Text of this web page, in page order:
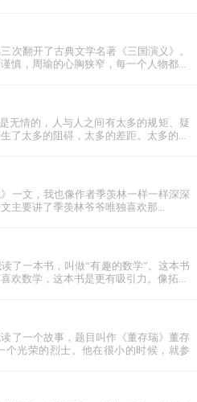
次翻开了古典文学名著《三国演义》。
慎，周瑜的心胸狭窄，每一个人物都...
无情的，人与人之间有太多的规矩、疑
了太多的阻碍，太多的差距。太多的...
一文，我也像作者季羡林一样一样深深
主要讲了季羡林爷爷唯独喜欢那...
了一本书，叫做“有趣的数学”。这本书
欢数学，这本书是更有吸引力。像拓...
了一个故事，题目叫作《董存瑞》董存
个光荣的烈士。他在很小的时候，就参